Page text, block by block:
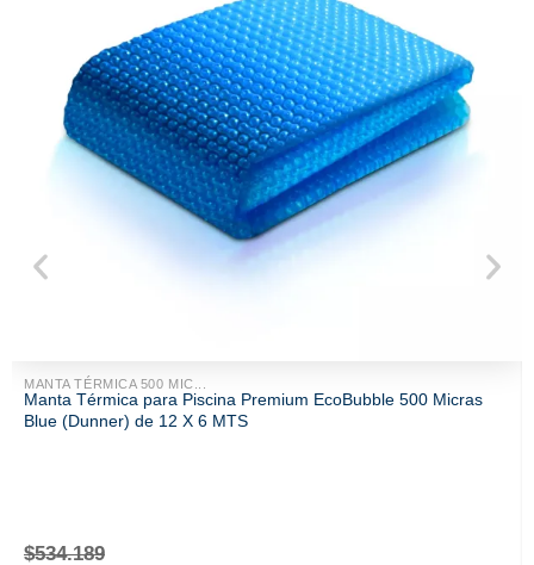
MANTA TÉRMICA 500 MIC...
Manta Térmica para Piscina Premium EcoBubble 500 Micras
Blue (Dunner) de 12 X 6 MTS
$534.189